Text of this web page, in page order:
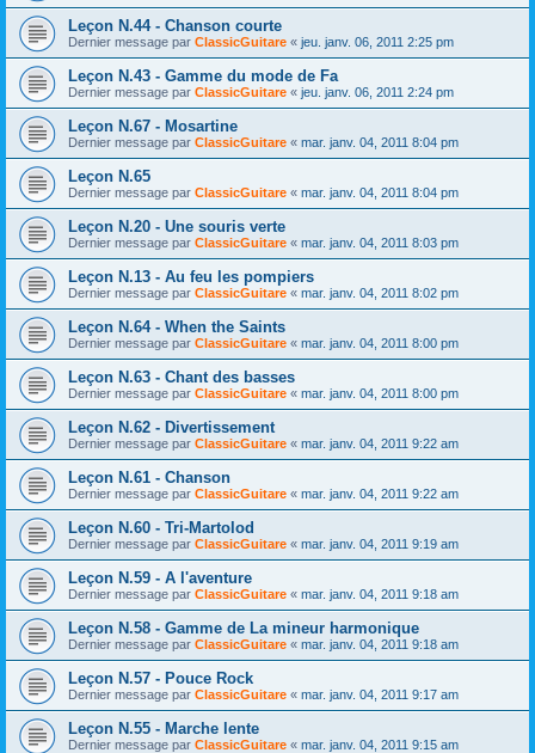
Leçon N.44 - Chanson courte
Dernier message par ClassicGuitare « jeu. janv. 06, 2011 2:25 pm
Leçon N.43 - Gamme du mode de Fa
Dernier message par ClassicGuitare « jeu. janv. 06, 2011 2:24 pm
Leçon N.67 - Mosartine
Dernier message par ClassicGuitare « mar. janv. 04, 2011 8:04 pm
Leçon N.65
Dernier message par ClassicGuitare « mar. janv. 04, 2011 8:04 pm
Leçon N.20 - Une souris verte
Dernier message par ClassicGuitare « mar. janv. 04, 2011 8:03 pm
Leçon N.13 - Au feu les pompiers
Dernier message par ClassicGuitare « mar. janv. 04, 2011 8:02 pm
Leçon N.64 - When the Saints
Dernier message par ClassicGuitare « mar. janv. 04, 2011 8:00 pm
Leçon N.63 - Chant des basses
Dernier message par ClassicGuitare « mar. janv. 04, 2011 8:00 pm
Leçon N.62 - Divertissement
Dernier message par ClassicGuitare « mar. janv. 04, 2011 9:22 am
Leçon N.61 - Chanson
Dernier message par ClassicGuitare « mar. janv. 04, 2011 9:22 am
Leçon N.60 - Tri-Martolod
Dernier message par ClassicGuitare « mar. janv. 04, 2011 9:19 am
Leçon N.59 - A l'aventure
Dernier message par ClassicGuitare « mar. janv. 04, 2011 9:18 am
Leçon N.58 - Gamme de La mineur harmonique
Dernier message par ClassicGuitare « mar. janv. 04, 2011 9:18 am
Leçon N.57 - Pouce Rock
Dernier message par ClassicGuitare « mar. janv. 04, 2011 9:17 am
Leçon N.55 - Marche lente
Dernier message par ClassicGuitare « mar. janv. 04, 2011 9:15 am